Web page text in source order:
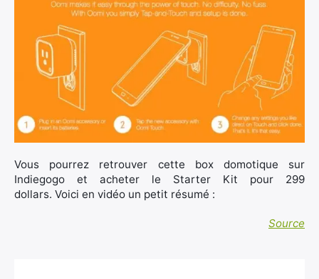
Vous pourrez retrouver cette box domotique sur
Indiegogo et acheter le Starter Kit pour 299
dollars. Voici en vidéo un petit résumé :
Source